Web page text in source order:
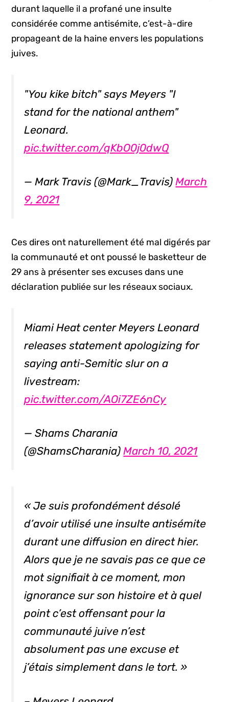
durant laquelle il a profané une insulte
considérée comme antisémite, c’est-à-dire
propageant de la haine envers les populations
juives.
"You kike bitch" says Meyers "I
stand for the national anthem"
Leonard.
pic.twitter.com/qKbO0j0dwQ
— Mark Travis (@Mark_Travis)March
9, 2021
Ces dires ont naturellement été mal digérés par
la communauté et ont poussé le basketteur de
29 ans à présenter ses excuses dans une
déclaration publiée sur les réseaux sociaux.
Miami Heat center Meyers Leonard
releases statement apologizing for
saying anti-Semitic slur on a
livestream:
pic.twitter.com/AOi7ZE6nCy
— Shams Charania
(@ShamsCharania)March 10, 2021
« Je suis profondément désolé
d’avoir utilisé une insulte antisémite
durant une diffusion en direct hier.
Alors que je ne savais pas ce que ce
mot signifiait à ce moment, mon
ignorance sur son histoire et à quel
point c’est offensant pour la
communauté juive n’est
absolument pas une excuse et
j’étais simplement dans le tort. »